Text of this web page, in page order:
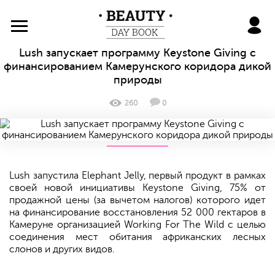
BeautyDayBook
Lush запускает программу Keystone Giving с
финансированием Камерунского коридора дикой
природы
260 0
Lush запустила Elephant Jelly, первый продукт в рамках
своей новой инициативы Keystone Giving, 75% от
продажной цены (за вычетом налогов) которого идет
на финансирование восстановления 52 000 гектаров в
Камеруне организацией Working For The Wild с целью
соединения мест обитания африканских лесных
слонов и других видов.